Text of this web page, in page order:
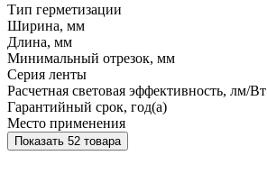
Тип герметизации
Ширина, мм
Длина, мм
Минимальный отрезок, мм
Серия ленты
Расчетная световая эффективность, лм/Вт
Гарантийный срок, год(а)
Место применения
Показать 52 товара